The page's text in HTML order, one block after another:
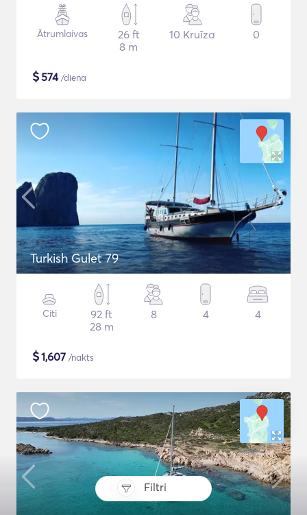
Filtri
Ātrumlaivas
26 ft
8 m
10 Kruīza 0
$574/diena
Turkish Gulet 79
Citi
92 ft
28 m
8 4 4
$1,607 /nakts